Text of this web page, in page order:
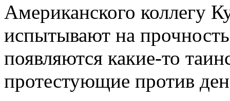
Американского коллегу
испытывают на
появляются какие-то
протестующие против